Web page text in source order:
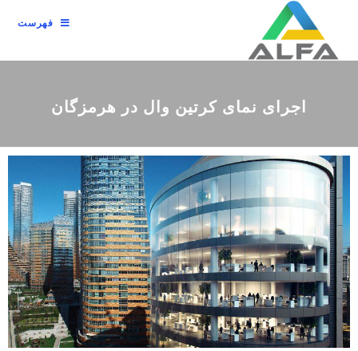
فهرست
اجرای نمای کرتین وال در هرمزگان